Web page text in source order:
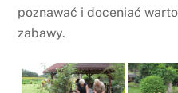
poznawać i doceniać
zabawy.